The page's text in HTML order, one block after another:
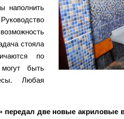
наполнить
стояла
по
быть
Любая
передал две новые акриловые